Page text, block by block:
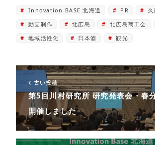
Innovation BASE 北海道 PR
動画制作
北広島 北広島商工会
地域活性化
日本酒 観光
古い投稿
第5回川村研究所 研究発表会・春
開催しました